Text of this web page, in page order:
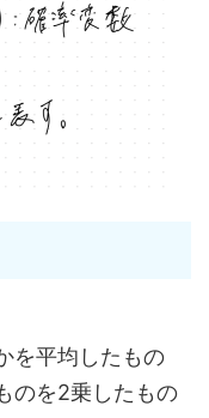
を平均したもの
のを2乗したもの